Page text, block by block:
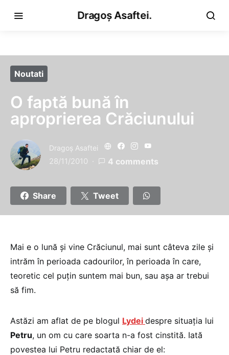
Dragoș Asaftei.
Noutati
O faptă bună în
aproprierea Crăciunului
Dragoş Asaftei
28/11/2010 4 comments
Share Tweet
Mai e o lună şi vine Crăciunul, mai sunt câteva zile şi
intrăm în perioada cadourilor, în perioada în care,
teoretic cel puţin suntem mai bun, sau aşa ar trebui
să fim.
Astăzi am aflat de pe blogul Lydei despre situaţia lui
Petru, un om cu care soarta n-a fost cinstită. Iată
povestea lui Petru redactată chiar de el: